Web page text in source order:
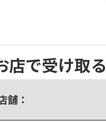
店で受け取る
舗：